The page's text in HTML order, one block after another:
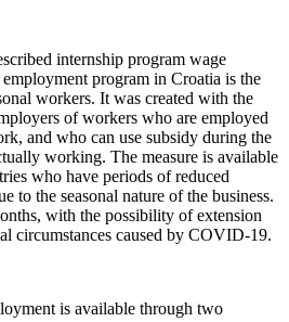
internship program wage
program in Croatia is the
workers. It was created with the
of workers who are employed
and who can use subsidy during the
working. The measure is available
who have periods of reduced
to the seasonal nature of the business.
with the possibility of extension
circumstances caused by COVID-19.
is available through two